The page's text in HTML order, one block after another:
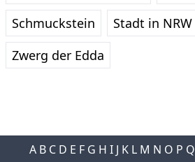
Schmuckstein
Stadt in NRW
Zwerg der Edda
A B C D E F G H I J K L M N O P Q